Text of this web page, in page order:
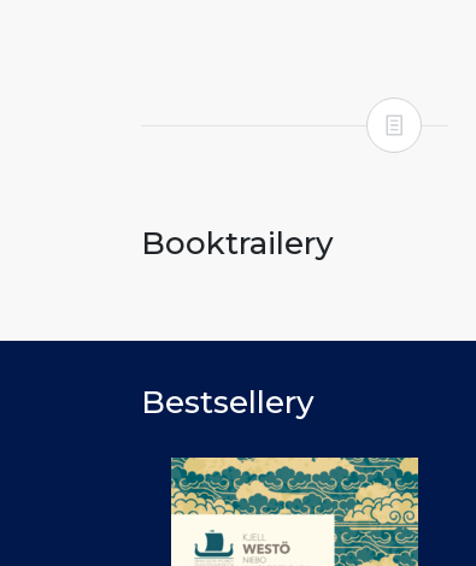
Booktrailery
Bestsellery